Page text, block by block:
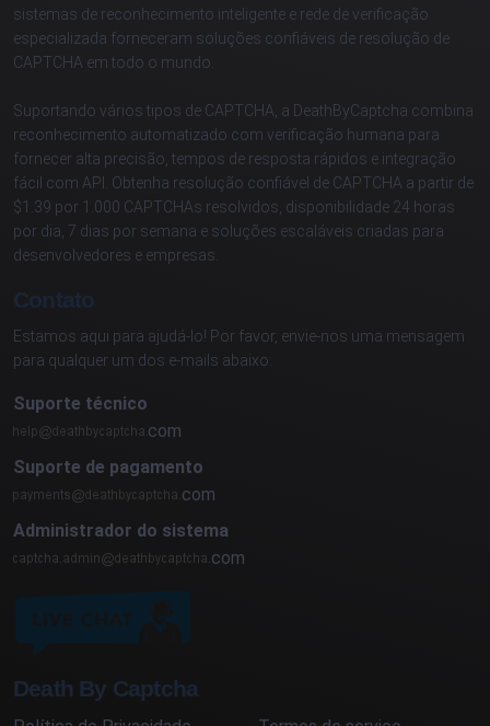
sistemas de reconhecimento inteligente e rede de verificação
especializada forneceram soluções confiáveis de resolução de
CAPTCHA em todo o mundo.
Suportando vários tipos de CAPTCHA, a DeathByCaptcha combina
reconhecimento automatizado com verificação humana para
fornecer alta precisão, tempos de resposta rápidos e integração
fácil com API. Obtenha resolução confiável de CAPTCHA a partir de
$1.39 por 1.000 CAPTCHAs resolvidos, disponibilidade 24 horas
por dia, 7 dias por semana e soluções escaláveis criadas para
desenvolvedores e empresas.
Contato
Estamos aqui para ajudá-lo! Por favor, envie-nos uma mensagem
para qualquer um dos e-mails abaixo:
Suporte técnico
com
Suporte de pagamento
com
Administrador do sistema
com
Death By Captcha